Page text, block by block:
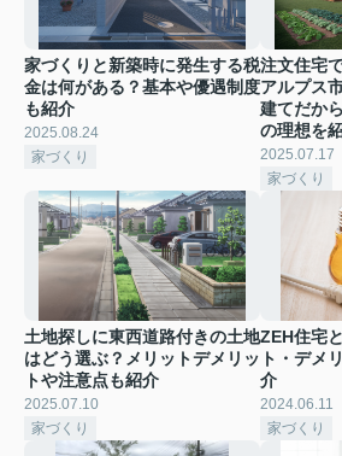
家づくりと新築時に発生する税
金は何がある？基本や優遇制度
も紹介
2025.08.24
家づくり
注文住宅
アルプス
建てだか
の理想を
2025.07.17
家づくり
土地探しに東西道路付きの土地
はどう選ぶ？メリットデメリッ
トや注意点も紹介
2025.07.10
家づくり
ZEH住宅
ト・デメ
介
2024.06.11
家づくり